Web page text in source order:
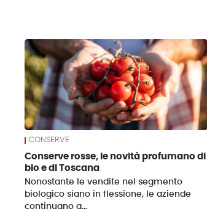
News
CONSERVE
Conserve rosse, le novità profumano di
bio e di Toscana
Nonostante le vendite nel segmento
biologico siano in flessione, le aziende
continuano a…